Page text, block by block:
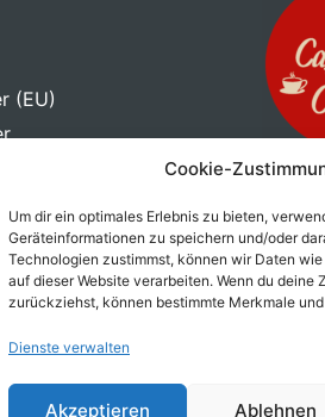
Cookie-
Um dir ein optimales Erlebnis zu bieten,
Geräteinformationen zu speichern und/oder
Technologien zustimmst, können wir Daten
auf dieser Website verarbeiten. Wenn du deine
zurückziehst, können bestimmte Merkmale
Dienste verwalten
Akzeptieren Ablehnen
(EU)
Café &
Unsere
bringt den
italienischem